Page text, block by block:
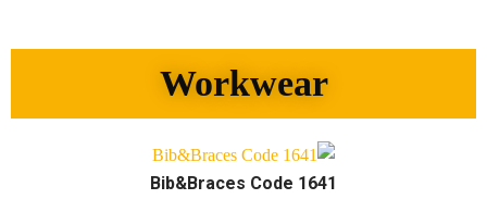
Workwear
Bib&Braces Code 1641